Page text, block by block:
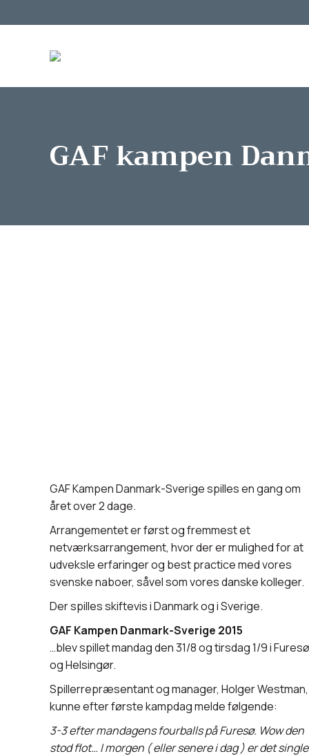
GAF kampen
GAF Kampen Danmark-Sverige spilles en gang om
året over 2 dage.
Arrangementet er først og fremmest et
netværksarrangement, hvor der er mulighed for at
udveksle erfaringer og best practice med vores
svenske naboer, såvel som vores danske kolleger.
Der spilles skiftevis i Danmark og i Sverige.
GAF Kampen Danmark-Sverige 2015
…blev spillet mandag den 31/8 og tirsdag 1/9 i Furesø
og Helsingør.
Spillerrepræsentant og manager, Holger Westman,
kunne efter første kampdag melde følgende:
3-3 efter mandagens fourballs på Furesø. Wow den
stod flot… I morgen ( eller senere i dag ) er det